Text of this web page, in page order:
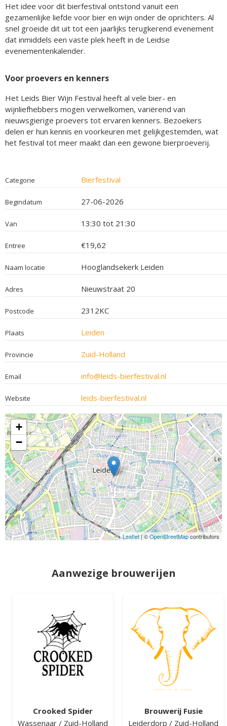
Het idee voor dit bierfestival ontstond vanuit een
gezamenlijke liefde voor bier en wijn onder de oprichters. Al
snel groeide dit uit tot een jaarlijks terugkerend evenement
dat inmiddels een vaste plek heeft in de Leidse
evenementenkalender.
Voor proevers en kenners
Het Leids Bier Wijn Festival heeft al vele bier- en
wijnliefhebbers mogen verwelkomen, variërend van
nieuwsgierige proevers tot ervaren kenners. Bezoekers
delen er hun kennis en voorkeuren met gelijkgestemden, wat
het festival tot meer maakt dan een gewone bierproeverij.
Categorie Bierfestival
Begindatum 27-06-2026
Van 13:30 tot 21:30
Entree €19,62
Naam locatie Hooglandsekerk Leiden
Adres Nieuwstraat 20
Postcode 2312KC
Plaats Leiden
Provincie Zuid-Holland
Email info@leids-bierfestival.nl
Website leids-bierfestival.nl
+
−
Leaflet| ©OpenStreetMapcontributors
Aanwezige brouwerijen
Crooked Spider
Wassenaar / Zuid-Holland
Brouwerij Fusie
Leiderdorp / Zuid-Holland